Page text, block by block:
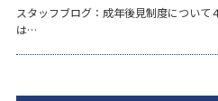
スタッフブログ：成年後見制度について
は…